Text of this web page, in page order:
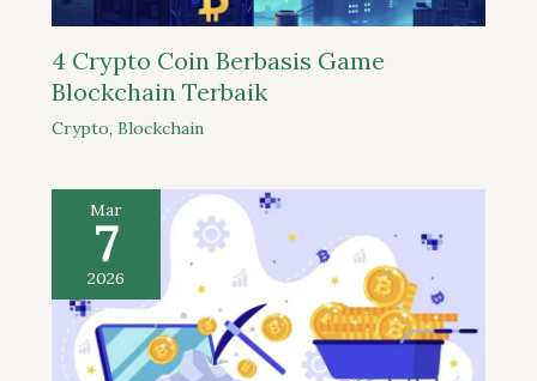
4 Crypto Coin Berbasis Game
Blockchain Terbaik
Crypto, Blockchain
Mar
7
2026